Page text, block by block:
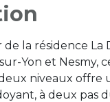
la résidence La
Yon et Nesmy,
niveaux offre
à deux pas